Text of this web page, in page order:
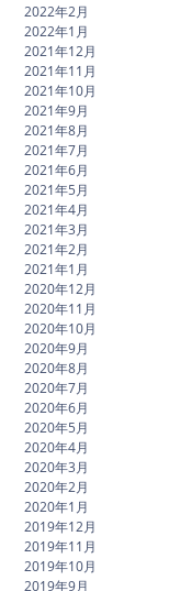
2022年2月
2022年1月
2021年12月
2021年11月
2021年10月
2021年9月
2021年8月
2021年7月
2021年6月
2021年5月
2021年4月
2021年3月
2021年2月
2021年1月
2020年12月
2020年11月
2020年10月
2020年9月
2020年8月
2020年7月
2020年6月
2020年5月
2020年4月
2020年3月
2020年2月
2020年1月
2019年12月
2019年11月
2019年10月
2019年9月